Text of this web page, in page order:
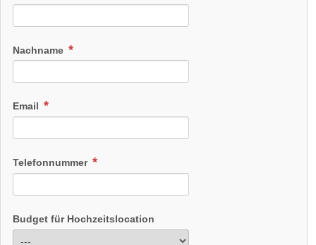
Kapelle Trauung im Freien
Preisniveau:
Öffnungszeiten für Hochzeitsfeier:
ganztags geöffnet
Nachname
Email
Telefonnummer
Budget für Hochzeitslocation